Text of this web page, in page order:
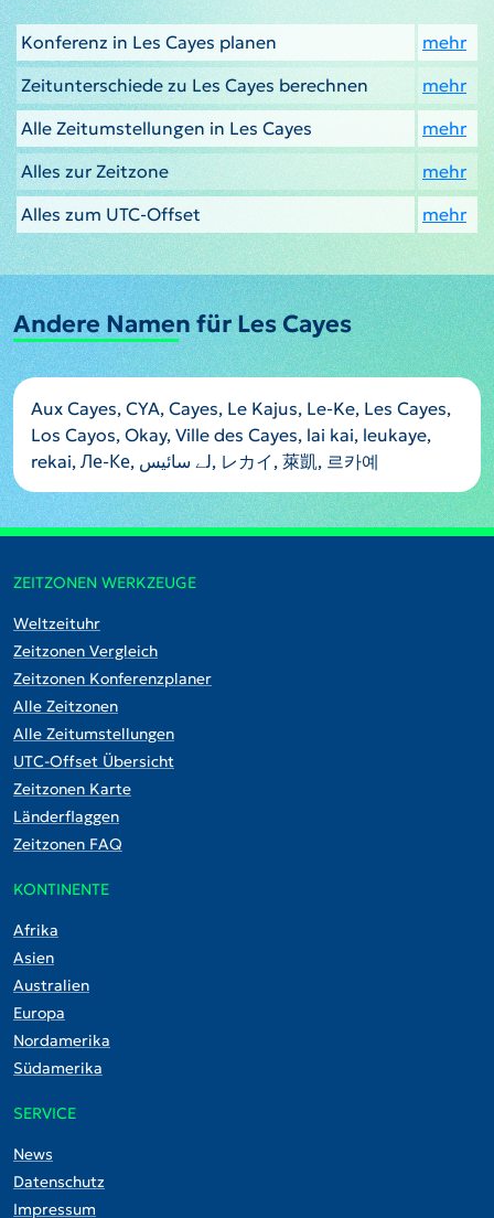
Konferenz in Les Cayes planen
mehr
Zeitunterschiede zu Les Cayes berechnen
mehr
Alle Zeitumstellungen in Les Cayes
mehr
Alles zur Zeitzone
mehr
Alles zum UTC-Offset
mehr
Andere Namen für Les Cayes
Aux Cayes, CYA, Cayes, Le Kajus, Le-Ke, Les Cayes,
Los Cayos, Okay, Ville des Cayes, lai kai, leukaye,
rekai, Ле-Ке, لے سائیس, レカイ, 萊凱, 르카예
ZEITZONEN WERKZEUGE
Weltzeituhr
Zeitzonen Vergleich
Zeitzonen Konferenzplaner
Alle Zeitzonen
Alle Zeitumstellungen
UTC-Offset Übersicht
Zeitzonen Karte
Länderflaggen
Zeitzonen FAQ
KONTINENTE
Afrika
Asien
Australien
Europa
Nordamerika
Südamerika
SERVICE
News
Datenschutz
Impressum